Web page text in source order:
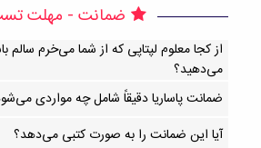
ضمانت - مهلت
از کجا معلوم لپتاپی که از شما می‌خرم سالم
می‌دهید؟
ضمانت پاساریا دقیقاً شامل چه مواردی
آیا این ضمانت را به صورت کتبی می‌دهد؟